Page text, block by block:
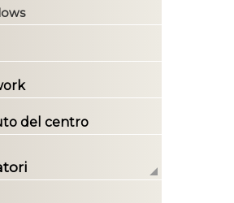
del centro